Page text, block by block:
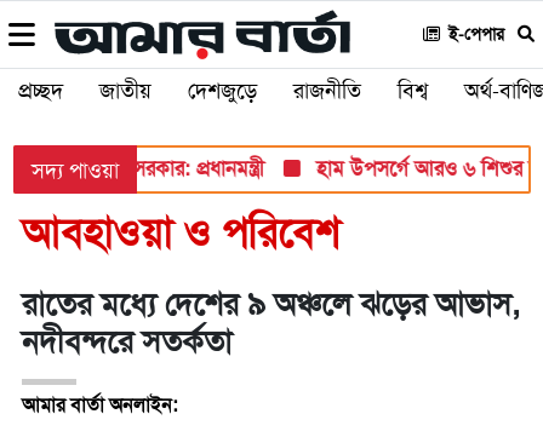
ই-পেপার
প্রচ্ছদ জাতীয় দেশজুড়ে রাজনীতি বিশ্ব অর্থ-
সদ্য পাওয়া
তুলে ধরবে সরকার: প্রধানমন্ত্রী হাম উপসর্গে আরও ৬ শিশুর মৃত্যু,
আবহাওয়া ও পরিবেশ
রাতের মধ্যে দেশের ৯ অঞ্চলে ঝড়ের আভাস,
নদীবন্দরে সতর্কতা
আমার বার্তা অনলাইন: